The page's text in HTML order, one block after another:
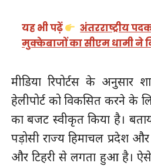
यह भी पढ़ें
अंतरराष्ट्रीय
मुक्केबाजों का सीएम धामी ने
मीडिया रिपोर्टस के अनुसार
हेलीपोर्ट को विकसित करने के
का बजट स्वीकृत किया है।
पड़ोसी राज्य हिमाचल प्रदेश
और टिहरी से लगता हुआ है। ऐसे